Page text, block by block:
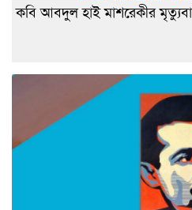
কবি আবদুল হাই মাশরেকীর